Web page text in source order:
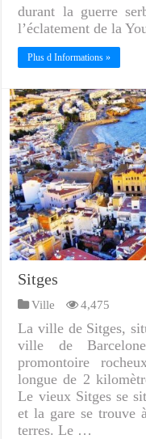
durant la guerre
l’éclatement de la
Plus d Informations »
Sitges
Ville 4,475
La ville de Sitges,
ville de
promontoire
longue de 2
Le vieux Sitges se
et la gare se trouve
terres. Le …